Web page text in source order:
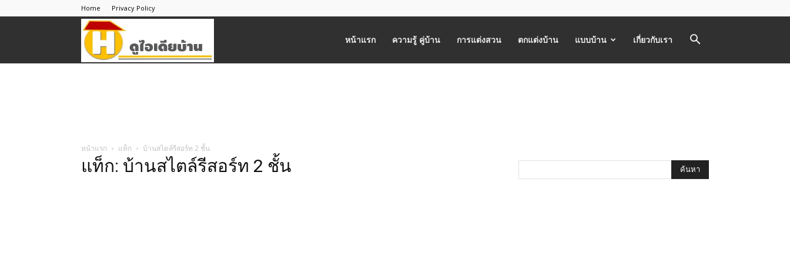
Home Privacy Policy
หน้าแรก ความรู้ คู่บ้าน การแต่งสวน ตกแต่งบ้าน แบบบ้าน เกี่ยวกับเรา
หน้าแรก แท็ก บ้านสไตล์รีสอร์ท 2 ชั้น
แท็ก: บ้านสไตล์รีสอร์ท 2 ชั้น